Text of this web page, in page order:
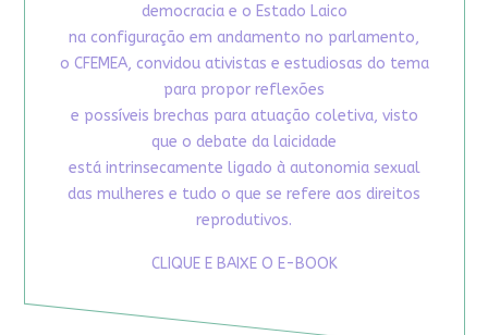
democracia e o Estado Laico
na configuração em andamento no parlamento,
o CFEMEA, convidou ativistas e estudiosas do tema
para propor reflexões
e possíveis brechas para atuação coletiva, visto
que o debate da laicidade
está intrinsecamente ligado à autonomia sexual
das mulheres e tudo o que se refere aos direitos
reprodutivos.
CLIQUE E BAIXE O E-BOOK